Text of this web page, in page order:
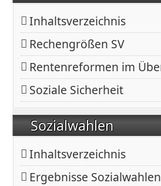
Inhaltsverzeichnis
Rechengrößen SV
Rentenreformen im
Soziale Sicherheit
Sozialwahlen
Inhaltsverzeichnis
Ergebnisse